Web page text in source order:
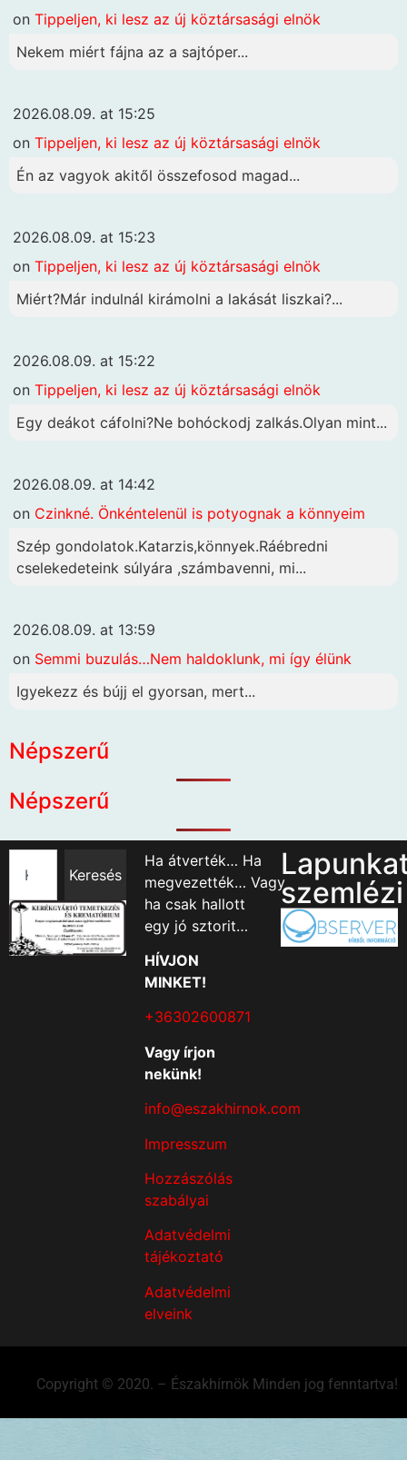
on Tippeljen, ki lesz az új köztársasági elnök
Nekem miért fájna az a sajtóper...
2026.08.09. at 15:25
on Tippeljen, ki lesz az új köztársasági elnök
Én az vagyok akitől összefosod magad...
2026.08.09. at 15:23
on Tippeljen, ki lesz az új köztársasági elnök
Miért?Már indulnál kirámolni a lakását liszkai?...
2026.08.09. at 15:22
on Tippeljen, ki lesz az új köztársasági elnök
Egy deákot cáfolni?Ne bohóckodj zalkás.Olyan mint...
2026.08.09. at 14:42
on Czinkné. Önkéntelenül is potyognak a könnyeim
Szép gondolatok.Katarzis,könnyek.Ráébredni
cselekedeteink súlyára ,számbavenni, mi...
2026.08.09. at 13:59
on Semmi buzulás…Nem haldoklunk, mi így élünk
Igyekezz és bújj el gyorsan, mert...
Népszerű
Népszerű
Keresés
Ha átverték… Ha
megvezették… Vagy
ha csak hallott
egy jó sztorit…
HÍVJON
MINKET!
+36302600871
Vagy írjon
nekünk!
info@eszakhirnok.com
Impresszum
Hozzászólás
szabályai
Adatvédelmi
tájékoztató
Adatvédelmi
elveink
szemlézi
Copyright © 2020. – Északhírnök Minden jog fenntartva!